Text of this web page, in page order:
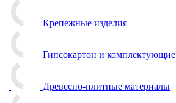
Крепежные изделия
Гипсокартон и комплектующие
Древесно-плитные материалы